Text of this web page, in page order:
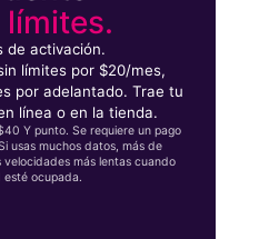
límites.
de activación.
límites por $20/mes,
por adelantado. Trae tu
línea o en la tienda.
Y punto. Se requiere un pago
usas muchos datos, más de
más lentas cuando
esté ocupada.